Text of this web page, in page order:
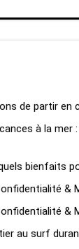
de partir en
à la mer
bienfaits
&
&
au surf